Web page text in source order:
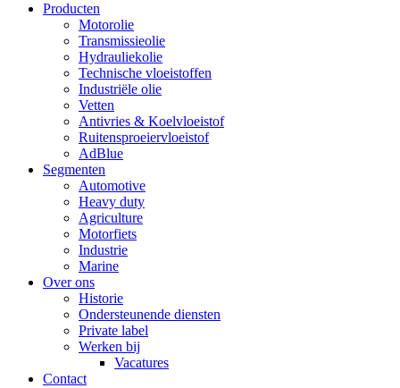
Producten
Motorolie
Transmissieolie
Hydrauliekolie
Technische vloeistoffen
Industriële olie
Vetten
Antivries & Koelvloeistof
Ruitensproeiervloeistof
AdBlue
Segmenten
Automotive
Heavy duty
Agriculture
Motorfiets
Industrie
Marine
Over ons
Historie
Ondersteunende diensten
Private label
Werken bij
Vacatures
Contact